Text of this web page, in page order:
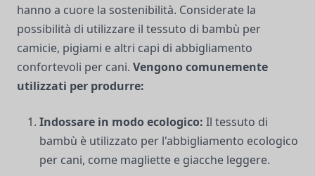
hanno a cuore la sostenibilità. Considerate la
possibilità di utilizzare il tessuto di bambù per
camicie, pigiami e altri capi di abbigliamento
confortevoli per cani. Vengono comunemente
utilizzati per produrre:
Indossare in modo ecologico: Il tessuto di
bambù è utilizzato per l'abbigliamento ecologico
per cani, come magliette e giacche leggere.